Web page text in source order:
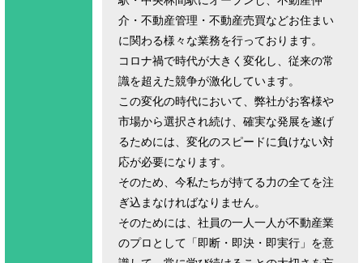
介・不動産管理・不動産売買などお住まい
に関わる様々な業務を行っております。
コロナ禍で時代が大きく変化し、従来の常
識を超えた競争が激化しています。
この変化の時代において、弊社がお客様や
市場から選択され続け、確実な発展を遂げ
るためには、変化のスピードに負けない対
応が必要になります。
そのため、今私たちが持てる力の全てを注
ぎ込まなければなりません。
そのためには、社員の一人一人が不動産業
のプロとして「即断・即決・即実行」を意